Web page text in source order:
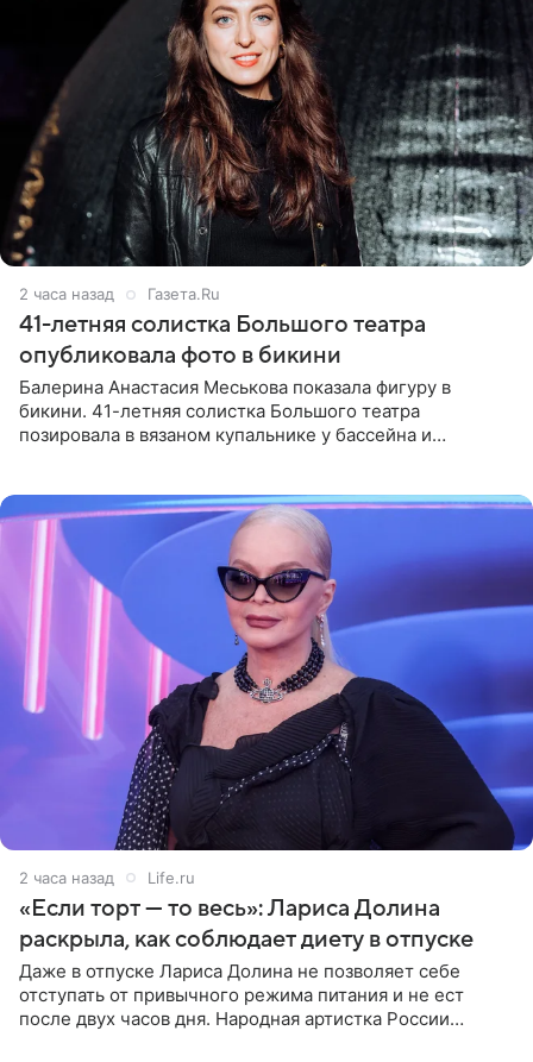
2 часа назад Газета.Ru
41-летняя солистка Большого театра
опубликовала фото в бикини
Балерина Анастасия Меськова показала фигуру в
бикини. 41-летняя солистка Большого театра
позировала в вязаном купальнике у бассейна и
2 часа назад Life.ru
«Если торт — то весь»: Лариса Долина
раскрыла, как соблюдает диету в отпуске
Даже в отпуске Лариса Долина не позволяет себе
отступать от привычного режима питания и не ест
после двух часов дня. Народная артистка России